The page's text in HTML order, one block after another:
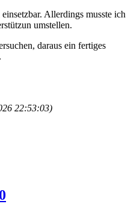
Allerdings musste ich
umstellen.
daraus ein fertiges
22:53:03)